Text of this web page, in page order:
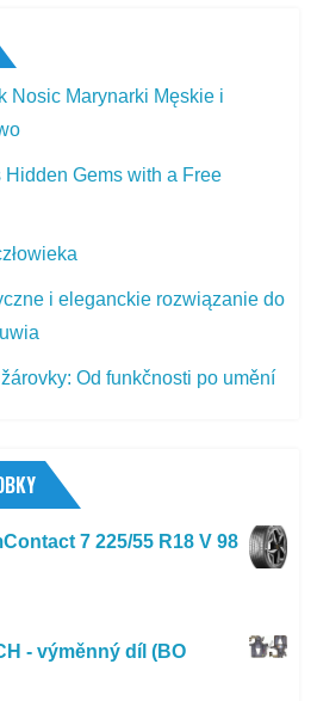
Nosic Marynarki Męskie i
Hidden Gems with a Free
i eleganckie rozwiązanie do
Od funkčnosti po umění
7 225/55 R18 V 98
- výměnný díl (BO